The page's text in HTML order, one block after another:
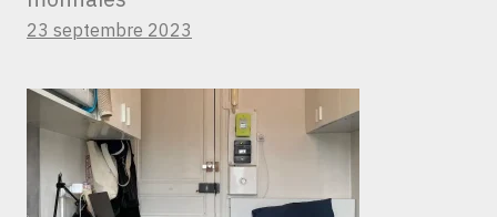
23 septembre 2023